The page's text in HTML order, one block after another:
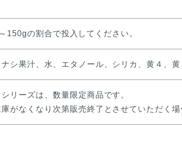
150gの割合で投入してください。
シ果汁、水、エタノール、シリカ、黄４、
リーズは、数量限定商品です。
なくなり次第販売終了とさせていただく場